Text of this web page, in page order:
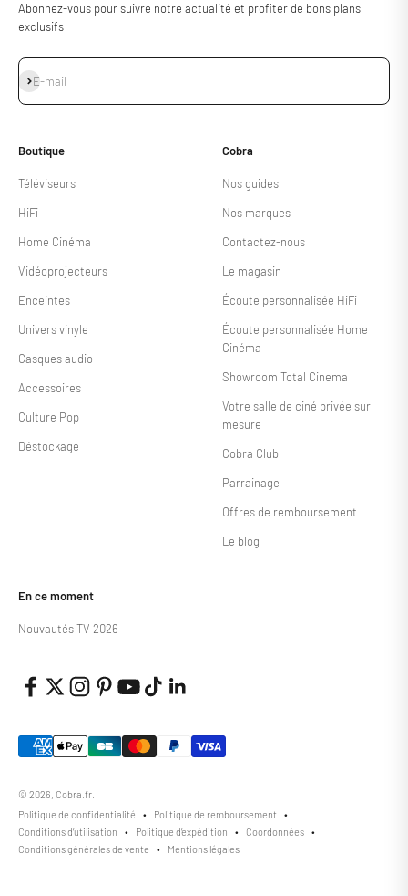
Abonnez-vous pour suivre notre actualité et profiter de bons plans
exclusifs
E-mail
S'inscrire
Boutique
Téléviseurs
HiFi
Home Cinéma
Vidéoprojecteurs
Enceintes
Univers vinyle
Casques audio
Accessoires
Culture Pop
Déstockage
Cobra
Nos guides
Nos marques
Contactez-nous
Le magasin
Écoute personnalisée HiFi
Écoute personnalisée Home
Cinéma
Showroom Total Cinema
Votre salle de ciné privée sur
mesure
Cobra Club
Parrainage
Offres de remboursement
Le blog
En ce moment
Nouvautés TV 2026
© 2026, Cobra.fr.
Politique de confidentialité
Politique de remboursement
Conditions d’utilisation
Politique d’expédition
Coordonnées
Conditions générales de vente
Mentions légales